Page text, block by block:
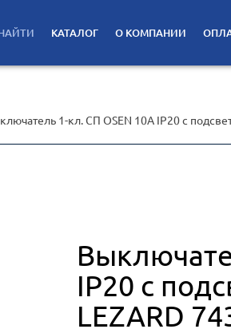
КАТАЛОГ О КОМПАНИИ
1-кл. СП OSEN 10А IP20 с
IP20 с
LEZARD